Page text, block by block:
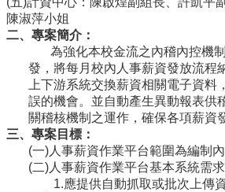
常
見
答
關
於
秘
書
室
陳淑萍小姐
二、專案簡介：
為強化本校金流之內稽內控機制
發，將每月校內人事薪資發放流程
上下游系統交換薪資相關電子資料
誤的機會。並自動產生異動報表供
關稽核機制之運作，確保各項薪資
三、專案目標：
(一)人事薪資作業平台範圍為編制內
(二)人事薪資作業平台基本系統需
1.應提供自動抓取或批次上傳資